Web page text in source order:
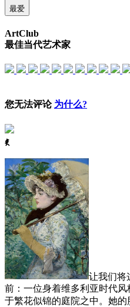
最爱
ArtClub
最佳当代艺术家
您无法评论 为什么?
ꈅ
让我们将
前：一位身着维多利亚时代
于繁花似锦的庭院之中。她的